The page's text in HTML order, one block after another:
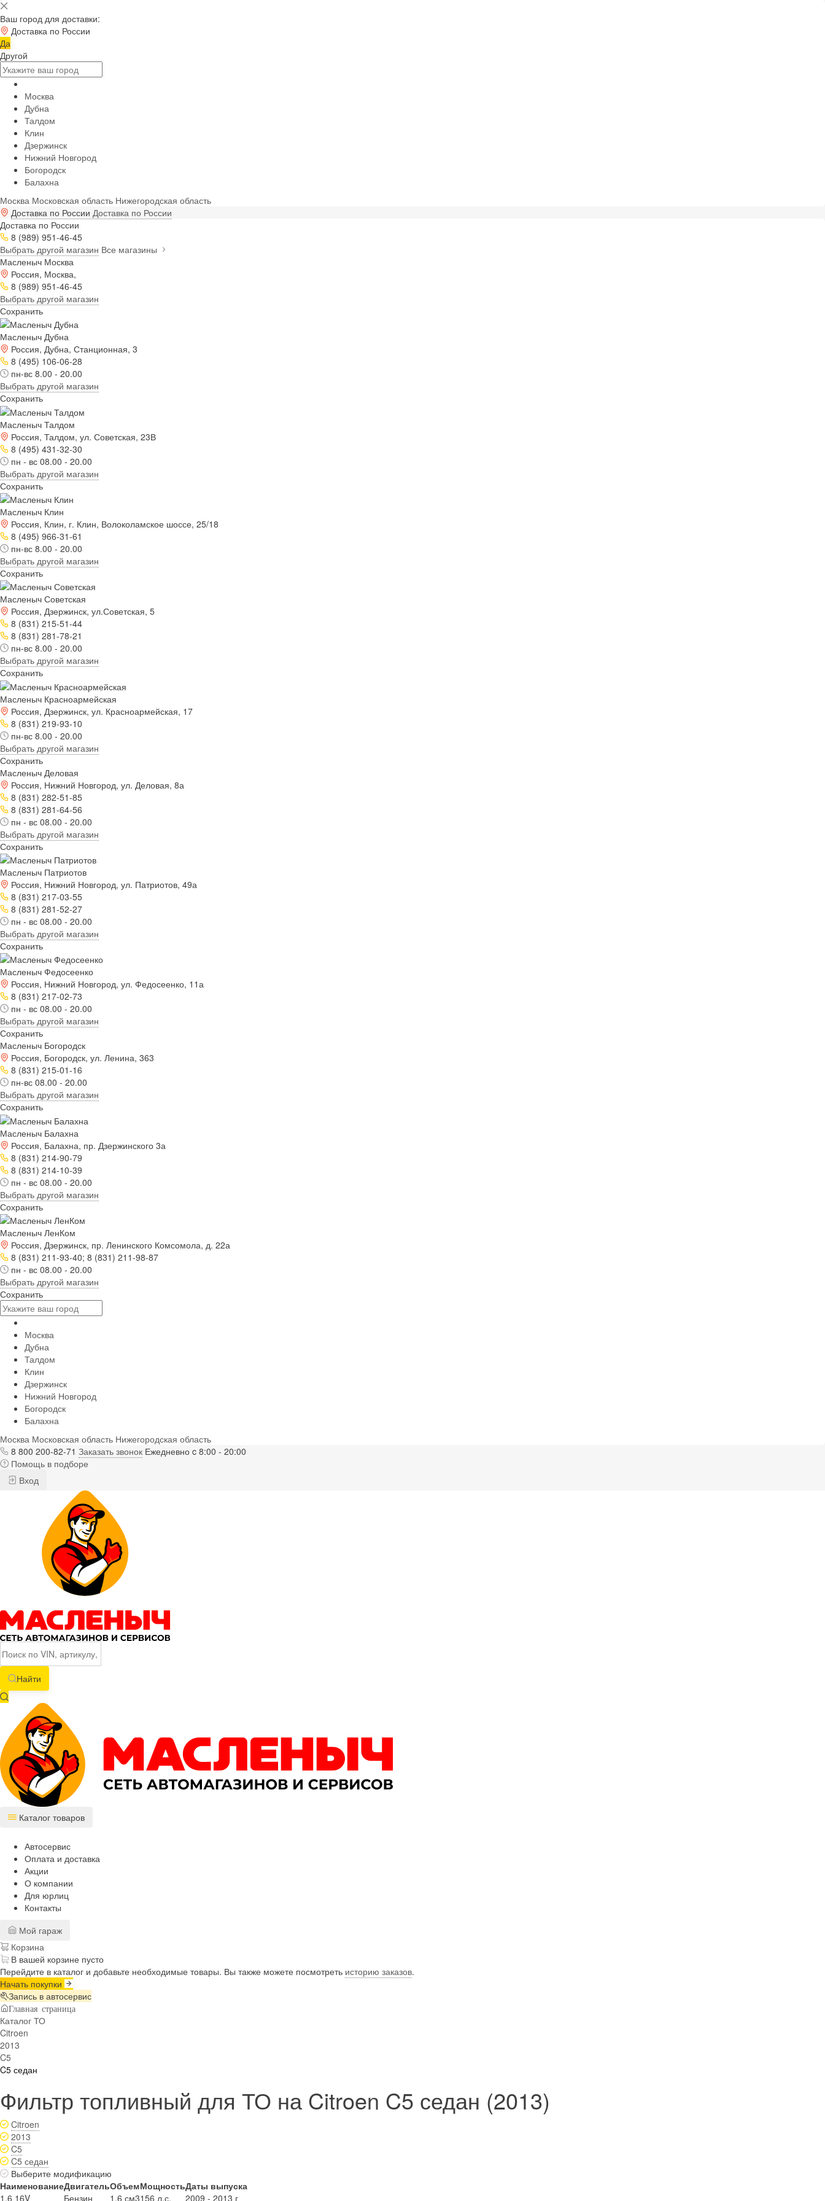
Ваш город для доставки:
Доставка по России
Да
Другой
Москва
Дубна
Талдом
Клин
Дзержинск
Нижний Новгород
Богородск
Балахна
Москва Московская область Нижегородская область
Доставка по России Доставка по России
Доставка по России
8 (989) 951-46-45
Выбрать другой магазин Все магазины
Масленыч Москва
Россия, Москва,
8 (989) 951-46-45
Выбрать другой магазин
Сохранить
Масленыч Дубна
Россия, Дубна, Станционная, 3
8 (495) 106-06-28
пн-вс 8.00 - 20.00
Выбрать другой магазин
Сохранить
Масленыч Талдом
Россия, Талдом, ул. Советская, 23В
8 (495) 431-32-30
пн - вс 08.00 - 20.00
Выбрать другой магазин
Сохранить
Масленыч Клин
Россия, Клин, г. Клин, Волоколамское шоссе, 25/18
8 (495) 966-31-61
пн-вс 8.00 - 20.00
Выбрать другой магазин
Сохранить
Масленыч Советская
Россия, Дзержинск, ул.Советская, 5
8 (831) 215-51-44
8 (831) 281-78-21
пн-вс 8.00 - 20.00
Выбрать другой магазин
Сохранить
Масленыч Красноармейская
Россия, Дзержинск, ул. Красноармейская, 17
8 (831) 219-93-10
пн-вс 8.00 - 20.00
Выбрать другой магазин
Сохранить
Масленыч Деловая
Россия, Нижний Новгород, ул. Деловая, 8а
8 (831) 282-51-85
8 (831) 281-64-56
пн - вс 08.00 - 20.00
Выбрать другой магазин
Сохранить
Масленыч Патриотов
Россия, Нижний Новгород, ул. Патриотов, 49а
8 (831) 217-03-55
8 (831) 281-52-27
пн - вс 08.00 - 20.00
Выбрать другой магазин
Сохранить
Масленыч Федосеенко
Россия, Нижний Новгород, ул. Федосеенко, 11а
8 (831) 217-02-73
пн - вс 08.00 - 20.00
Выбрать другой магазин
Сохранить
Масленыч Богородск
Россия, Богородск, ул. Ленина, 363
8 (831) 215-01-16
пн-вс 08.00 - 20.00
Выбрать другой магазин
Сохранить
Масленыч Балахна
Россия, Балахна, пр. Дзержинского 3а
8 (831) 214-90-79
8 (831) 214-10-39
пн - вс 08.00 - 20.00
Выбрать другой магазин
Сохранить
Масленыч ЛенКом
Россия, Дзержинск, пр. Ленинского Комсомола, д. 22а
8 (831) 211-93-40; 8 (831) 211-98-87
пн - вс 08.00 - 20.00
Выбрать другой магазин
Сохранить
Москва
Дубна
Талдом
Клин
Дзержинск
Нижний Новгород
Богородск
Балахна
Москва Московская область Нижегородская область
8 800 200-82-71 Заказать звонок Ежедневно c 8:00 - 20:00
Помощь в подборе
Вход
Найти
Каталог товаров
Автосервис
Оплата и доставка
Акции
О компании
Для юрлиц
Контакты
Мой гараж
Корзина
В вашей корзине пусто
Перейдите в каталог и добавьте необходимые товары. Вы также можете посмотреть историю заказов.
Начать покупки
Запись в автосервис
Главная страница
Каталог ТО
Citroen
2013
C5
C5 седан
Фильтр топливный для ТО на Citroen C5 седан (2013)
Citroen
2013
C5
C5 седан
Выберите модификацию
НаименованиеДвигательОбъемМощностьДаты выпуска
1.6 16V
Бензин 1.6 см3156 л.с. 2009 - 2013 г